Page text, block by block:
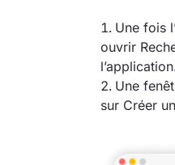
Une fois
ouvrir
Une
sur Créer